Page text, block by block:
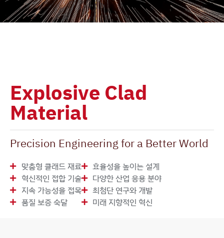
Explosive Clad
Material
Precision Engineering for a Better World
맞춤형 클래드 재료
혁신적인 접합 기술
지속 가능성을 접목
품질 보증 숙달
효율성을 높이는 설계
다양한 산업 응용 분야
최첨단 연구와 개발
미래 지향적인 혁신